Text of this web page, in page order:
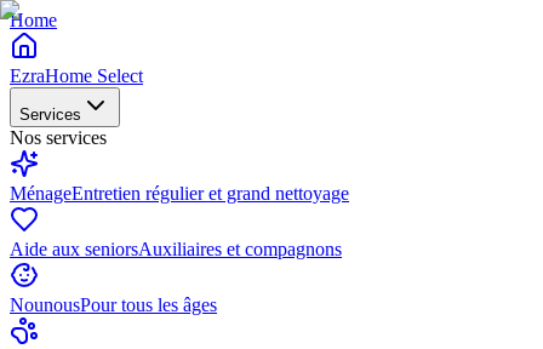
Home
EzraHome Select
Services
Nos services
MénageEntretien régulier et grand nettoyage
Aide aux seniorsAuxiliaires et compagnons
NounousPour tous les âges